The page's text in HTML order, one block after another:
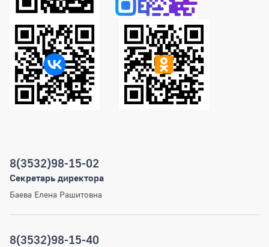
Секретарь директора
Баева Елена Рашитовна
8(3532)98-15-02
8(3532)98-15-40